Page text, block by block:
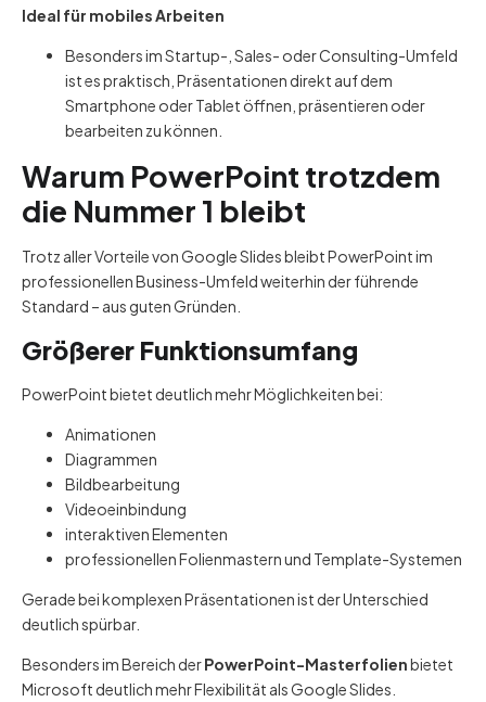
Ideal für mobiles Arbeiten
Besonders im Startup-, Sales- oder Consulting-Umfeld
ist es praktisch, Präsentationen direkt auf dem
Smartphone oder Tablet öffnen, präsentieren oder
bearbeiten zu können.
Warum PowerPoint trotzdem
die Nummer 1 bleibt
Trotz aller Vorteile von Google Slides bleibt PowerPoint im
professionellen Business-Umfeld weiterhin der führende
Standard – aus guten Gründen.
Größerer Funktionsumfang
PowerPoint bietet deutlich mehr Möglichkeiten bei:
Animationen
Diagrammen
Bildbearbeitung
Videoeinbindung
interaktiven Elementen
professionellen Folienmastern und Template-Systemen
Gerade bei komplexen Präsentationen ist der Unterschied
deutlich spürbar.
Besonders im Bereich derPowerPoint-Masterfolienbietet
Microsoft deutlich mehr Flexibilität als Google Slides.